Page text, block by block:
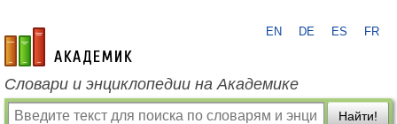
academic.ru
EN DE ES FR
Словари и энциклопедии на Академике
Найти!